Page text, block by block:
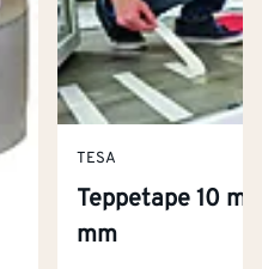
TESA
Teppetape 10 m
mm